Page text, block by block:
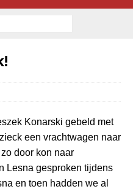
Konarski gebeld met
een vrachtwagen naar
door kon naar
Lesna gesproken tijdens
en toen hadden we al